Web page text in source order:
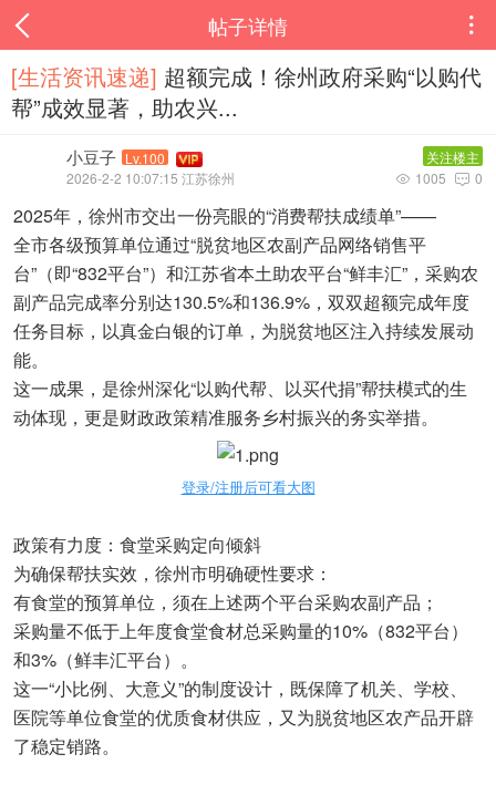
帖子详情 
[生活资讯速递‌] 超额完成！徐州政府采购“以购代
帮”成效显著，助农兴...
小豆子 Lv.100
关注楼主
2026-2-2 10:07:15 江苏徐州
 0
 1005
2025年，徐州市交出一份亮眼的“消费帮扶成绩单”——
全市各级预算单位通过“脱贫地区农副产品网络销售平
台”（即“832平台”）和江苏省本土助农平台“鲜丰汇”，采购农
副产品完成率分别达130.5%和136.9%，双双超额完成年度
任务目标，以真金白银的订单，为脱贫地区注入持续发展动
能。
这一成果，是徐州深化“以购代帮、以买代捐”帮扶模式的生
动体现，更是财政政策精准服务乡村振兴的务实举措。
登录/注册后可看大图
政策有力度：食堂采购定向倾斜
为确保帮扶实效，徐州市明确硬性要求：
有食堂的预算单位，须在上述两个平台采购农副产品；
采购量不低于上年度食堂食材总采购量的10%（832平台）
和3%（鲜丰汇平台）。
这一“小比例、大意义”的制度设计，既保障了机关、学校、
医院等单位食堂的优质食材供应，又为脱贫地区农产品开辟
了稳定销路。